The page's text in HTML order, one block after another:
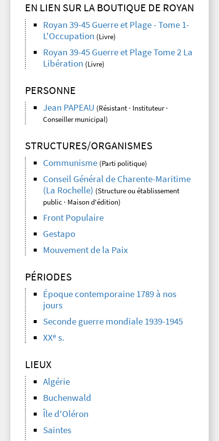
EN LIEN SUR LA BOUTIQUE DE ROYAN
Royan 39-45 Guerre et Plage - Tome 1-
L'Occupation (Livre)
Royan 39-45 Guerre et Plage Tome 2 La
Libération (Livre)
PERSONNE
Jean PAPEAU (Résistant ⋅ Instituteur ⋅
Conseiller municipal)
STRUCTURES/ORGANISMES
Communisme (Parti politique)
Conseil Général de Charente-Maritime
(La Rochelle) (Structure ou établissement
public ⋅ Maison d'édition)
Front Populaire
Gestapo
Mouvement de la Paix
PÉRIODES
Époque contemporaine 1789 à nos
jours
Seconde guerre mondiale 1939-1945
XXe s.
LIEUX
Algérie
Buchenwald
Île d'Oléron
Saintes